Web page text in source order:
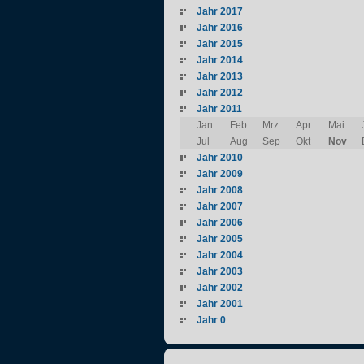
Jahr 2017
Jahr 2016
Jahr 2015
Jahr 2014
Jahr 2013
Jahr 2012
Jahr 2011
Jan
Feb Mrz Apr Mai
Jul
Aug Sep Okt Nov
Jahr 2010
Jahr 2009
Jahr 2008
Jahr 2007
Jahr 2006
Jahr 2005
Jahr 2004
Jahr 2003
Jahr 2002
Jahr 2001
Jahr 0